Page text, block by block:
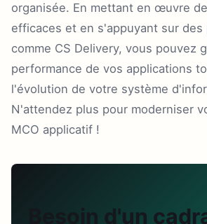
organisée. En mettant en œuvre
efficaces et en s'appuyant sur des
comme CS Delivery, vous pouvez
performance de vos applications
l'évolution de votre système
N'attendez plus pour moderniser
MCO applicatif !
Besoin d'un